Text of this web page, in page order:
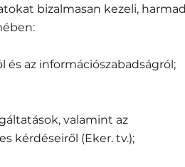
bizalmasan kezeli,
és az információszabadságról;
valamint az
kérdéseiről (Eker. tv.);